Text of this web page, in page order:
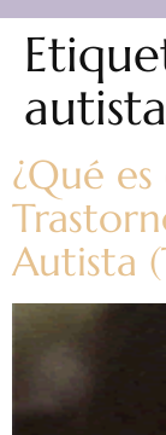
autista
¿Qué
Autista